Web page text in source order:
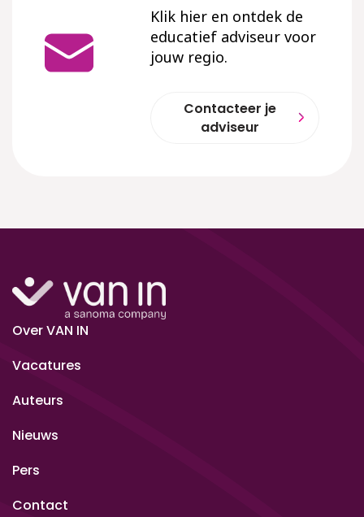
Klik hier en ontdek de
educatief adviseur voor
jouw regio.
Contacteer je
adviseur
Over VAN IN
Vacatures
Auteurs
Nieuws
Pers
Contact